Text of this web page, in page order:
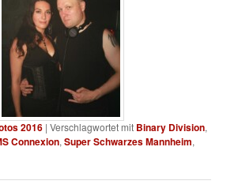
2016 |Verschlagwortet mit Binary Division,
Connexion,Super Schwarzes Mannheim,